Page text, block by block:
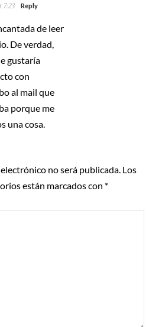
7:23 Reply
de leer
De verdad,
gustaría
con
al mail que
porque me
una cosa.
no será publicada. Los
están marcados con *